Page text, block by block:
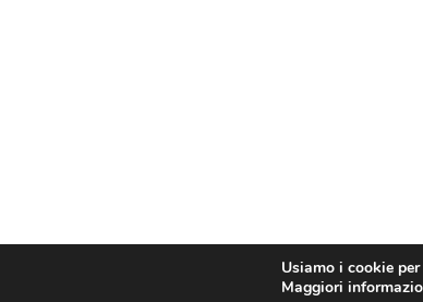
Usiamo i cookie
Maggiori